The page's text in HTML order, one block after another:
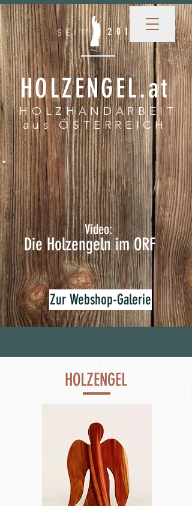
HOLZENGEL.at
SEIT 2018
HOLZENGEL.at
HOLZHANDARBEIT
aus ÖSTERREICH
Video:
Die Holzengeln im ORF
Zur Webshop-Galerie
HOLZENGEL